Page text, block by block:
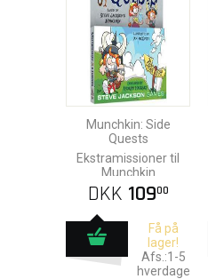
Munchkin: Side
Quests
Ekstramissioner til
Munchkin
DKK 10900
Få på
lager!
Afs.:1-5
hverdage